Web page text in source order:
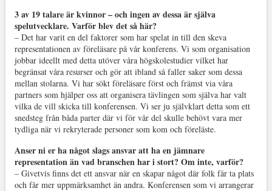
3 av 19 talare är kvinnor – och ingen av dessa är själva
spelutvecklare. Varför blev det så här?
– Det har varit en del faktorer som har spelat in till den skeva
representationen av föreläsare på vår konferens. Vi som organisation
jobbar ideellt med detta utöver våra högskolestudier vilket har
begränsat våra resurser och gör att ibland så faller saker som dessa
mellan stolarna. Vi har sökt föreläsare först och främst via våra
partners som hjälper oss att organisera tävlingen som själva har valt
vilka de vill skicka till konferensen. Vi ser ju självklart detta som ett
snedsteg från båda parter där vi för vår del skulle behövt vara mer
tydliga när vi rekryterade personer som kom och föreläste.
Anser ni er ha något slags ansvar att ha en jämnare
representation än vad branschen har i stort? Om inte, varför?
– Givetvis finns det ett ansvar när en skapar något där folk får ta plats
och får mer uppmärksamhet än andra. Konferensen som vi arrangerar